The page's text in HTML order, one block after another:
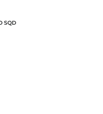
SQD